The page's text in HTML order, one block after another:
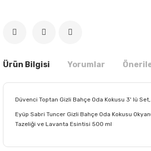
Ürün Bilgisi Yorumlar
Düvenci Toptan Gizli Bahçe Oda Kokusu 3' lü Set,
Eyüp Sabri Tuncer Gizli Bahçe Oda Kokusu
Tazeliği ve Lavanta Esintisi 500 ml